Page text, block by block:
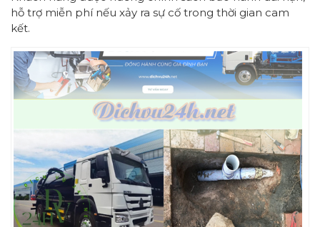
hỗ trợ miễn phí nếu xảy ra sự cố trong thời gian cam
kết.